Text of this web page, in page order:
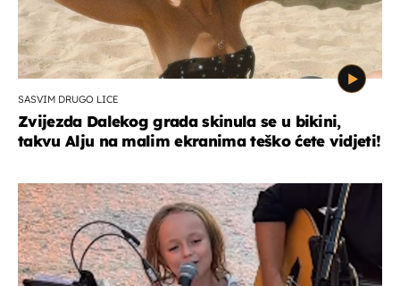
SASVIM DRUGO LICE
Zvijezda Dalekog grada skinula se u bikini,
takvu Alju na malim ekranima teško ćete vidjeti!